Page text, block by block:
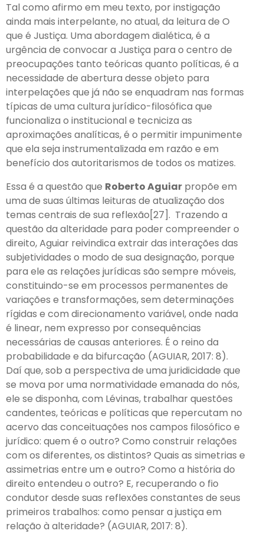
Tal como afirmo em meu texto, por instigação
ainda mais interpelante, no atual, da leitura de O
que é Justiça. Uma abordagem dialética, é a
urgência de convocar a Justiça para o centro de
preocupações tanto teóricas quanto políticas, é a
necessidade de abertura desse objeto para
interpelações que já não se enquadram nas formas
típicas de uma cultura jurídico-filosófica que
funcionaliza o institucional e tecniciza as
aproximações analíticas, é o permitir impunimente
que ela seja instrumentalizada em razão e em
benefício dos autoritarismos de todos os matizes.
Essa é a questão que Roberto Aguiar propõe em
uma de suas últimas leituras de atualização dos
temas centrais de sua reflexão[27]. Trazendo a
questão da alteridade para poder compreender o
direito, Aguiar reivindica extrair das interações das
subjetividades o modo de sua designação, porque
para ele as relações jurídicas são sempre móveis,
constituindo-se em processos permanentes de
variações e transformações, sem determinações
rígidas e com direcionamento variável, onde nada
é linear, nem expresso por consequências
necessárias de causas anteriores. É o reino da
probabilidade e da bifurcação (AGUIAR, 2017: 8).
Daí que, sob a perspectiva de uma juridicidade que
se mova por uma normatividade emanada do nós,
ele se disponha, com Lévinas, trabalhar questões
candentes, teóricas e políticas que repercutam no
acervo das conceituações nos campos filosófico e
jurídico: quem é o outro? Como construir relações
com os diferentes, os distintos? Quais as simetrias e
assimetrias entre um e outro? Como a história do
direito entendeu o outro? E, recuperando o fio
condutor desde suas reflexões constantes de seus
primeiros trabalhos: como pensar a justiça em
relação à alteridade? (AGUIAR, 2017: 8).